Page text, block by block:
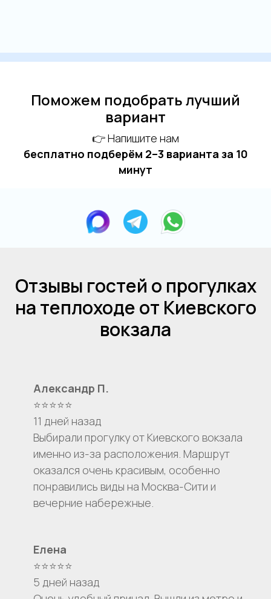
Поможем подобрать лучший
вариант
👉 Напишите нам
бесплатно подберём 2–3 варианта за 10
минут
Отзывы гостей о прогулках
на теплоходе от Киевского
вокзала
Александр П.
⭐⭐⭐⭐⭐
11 дней назад
Выбирали прогулку от Киевского вокзала
именно из-за расположения. Маршрут
оказался очень красивым, особенно
понравились виды на Москва-Сити и
вечерние набережные.
Елена
⭐⭐⭐⭐⭐
5 дней назад